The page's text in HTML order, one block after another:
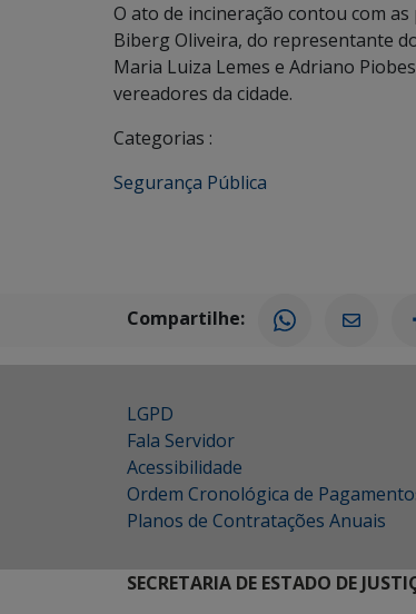
O ato de incineração contou com
Biberg Oliveira, do representante
Maria Luiza Lemes e Adriano
vereadores da cidade.
Categorias :
Segurança Pública
Compartilhe:
LGPD
Fala Servidor
Acessibilidade
Ordem Cronológica de
Planos de Contratações Anuais
SECRETARIA DE ESTADO DE